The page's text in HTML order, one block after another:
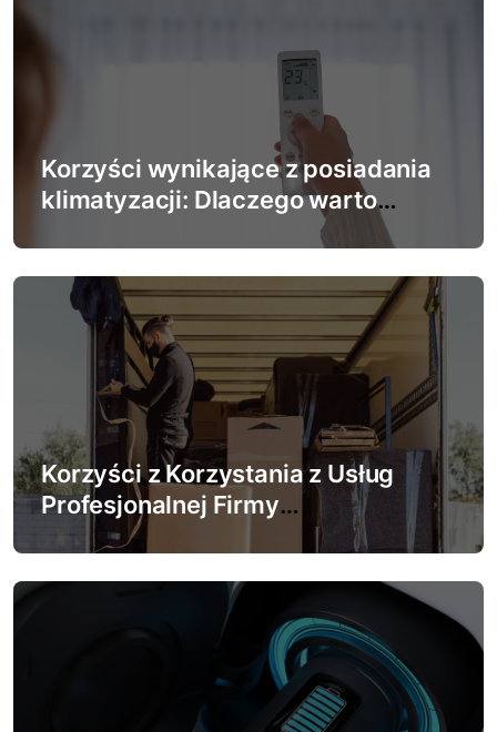
c
w
i
s
Korzyści wynikające z posiadania
klimatyzacji: Dlaczego warto
zainwestować w system chłodzenia
Korzyści z Korzystania z Usług
Profesjonalnej Firmy
Przeprowadzkowej